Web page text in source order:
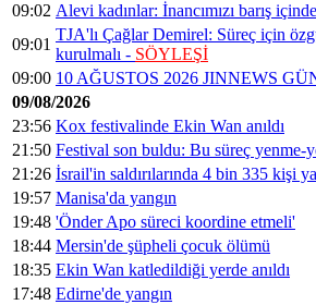
09:02 Alevi kadınlar: İnancımızı barış
09:01
TJA'lı Çağlar Demirel: Süreç için
kurulmalı - SÖYLEŞİ
09:00 10 AĞUSTOS 2026 JINNEWS
09/08/2026
23:56 Kox festivalinde Ekin Wan anıldı
21:50 Festival son buldu: Bu süreç yenme-
21:26 İsrail'in saldırılarında 4 bin 335 kişi
19:57 Manisa'da yangın
19:48 'Önder Apo süreci koordine etmeli'
18:44 Mersin'de şüpheli çocuk ölümü
18:35 Ekin Wan katledildiği yerde anıldı
17:48 Edirne'de yangın